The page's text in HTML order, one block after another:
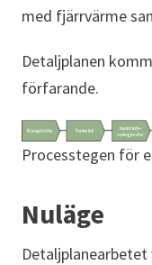
med fjärrvärme
Detaljplanen
förfarande.
Processtegen för
Nuläge